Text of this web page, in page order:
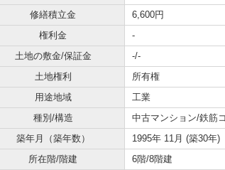
修繕積立金
6,600円
権利金
-
土地の敷金/保証金
-/-
土地権利
所有権
用途地域
工業
種別/構造
中古マンション/鉄筋
築年月（築年数）
1995年 11月 (築30年)
所在階/階建
6階/8階建